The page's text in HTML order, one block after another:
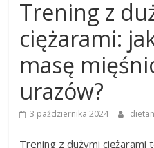
Trening z
ciężarami:
masę
urazów?
3 października 2024
Trening z dużymi ciężarami